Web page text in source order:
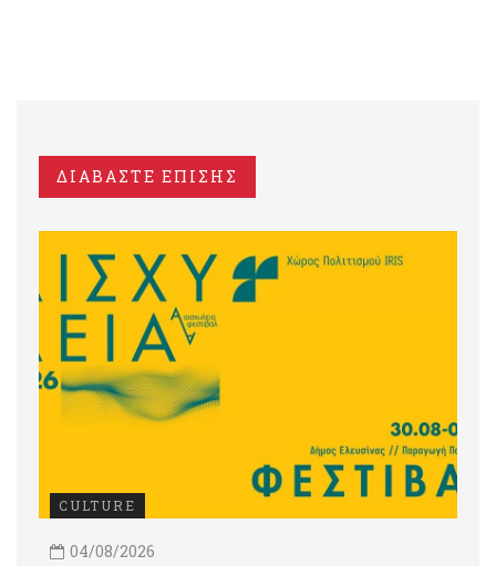
ΔΙΑΒΑΣΤΕ ΕΠΙΣΗΣ
CULTURE
04/08/2026